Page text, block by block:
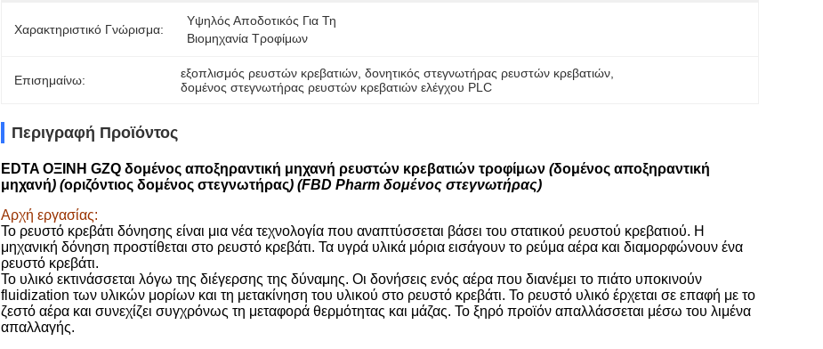
Χαρακτηριστικό Γνώρισμα:
Υψηλός Αποδοτικός Για Τη
Βιομηχανία Τροφίμων
Επισημαίνω: εξοπλισμός ρευστών κρεβατιών , δονητικός στεγνωτήρας ρευστών κρεβατιών
δομένος στεγνωτήρας ρευστών κρεβατιών ελέγχου PLC
Περιγραφή Προϊόντος
EDTA ΟΞΙΝΗ GZQ δομένος αποξηραντική μηχανή ρευστών κρεβατιών τροφίμων (δομένος αποξηραντική
μηχανή) (οριζόντιος δομένος στεγνωτήρας) (FBD Pharm δομένος στεγνωτήρας)
Αρχή εργασίας:
Το ρευστό κρεβάτι δόνησης είναι μια νέα τεχνολογία που αναπτύσσεται βάσει του στατικού ρευστού κρεβατιού. Η
μηχανική δόνηση προστίθεται στο ρευστό κρεβάτι. Τα υγρά υλικά μόρια εισάγουν το ρεύμα αέρα και διαμορφώνουν ένα
ρευστό κρεβάτι.
Το υλικό εκτινάσσεται λόγω της διέγερσης της δύναμης. Οι δονήσεις ενός αέρα που διανέμει το πιάτο υποκινούν
fluidization των υλικών μορίων και τη μετακίνηση του υλικού στο ρευστό κρεβάτι. Το ρευστό υλικό έρχεται σε επαφή με το
ζεστό αέρα και συνεχίζει συγχρόνως τη μεταφορά θερμότητας και μάζας. Το ξηρό προϊόν απαλλάσσεται μέσω του λιμένα
απαλλαγής.